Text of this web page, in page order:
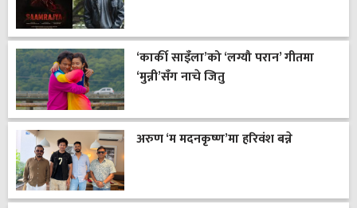
‘कार्की साइँला’को ‘लग्यौ परान’ गीतमा
‘मुन्नी’सँग नाचे जितु
अरुण ‘म मदनकृष्ण’मा हरिवंश बन्ने